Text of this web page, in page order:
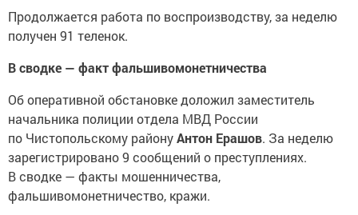
Продолжается работа по воспроизводству, за неделю
получен 91 теленок.
В сводке — факт фальшивомонетничества
Об оперативной обстановке доложил заместитель
начальника полиции отдела МВД России
по Чистопольскому районуАнтон Ерашов. За неделю
зарегистрировано 9 сообщений о преступлениях.
В сводке — факты мошенничества,
фальшивомонетничество, кражи.